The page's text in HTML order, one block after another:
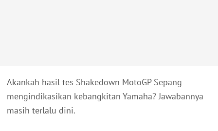
Akankah hasil tes Shakedown MotoGP Sepang
mengindikasikan kebangkitan Yamaha? Jawabannya
masih terlalu dini.